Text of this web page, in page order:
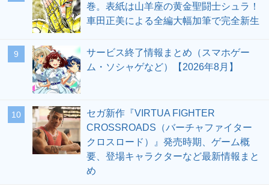
巻。表紙は山羊座の黄金聖闘士シュラ！
車田正美による全編大幅加筆で完全新生
9
サービス終了情報まとめ（スマホゲー
ム・ソシャゲなど）【2026年8月】
10
セガ新作『VIRTUA FIGHTER
CROSSROADS（バーチャファイター
クロスロード）』発売時期、ゲーム概
要、登場キャラクターなど最新情報まと
め